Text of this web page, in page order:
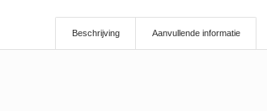
Beschrijving Aanvullende informatie